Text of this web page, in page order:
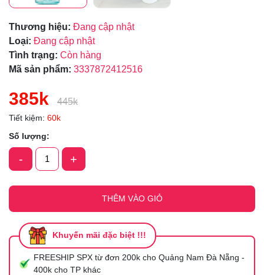
Thương hiệu: Đang cập nhật
Loại: Đang cập nhật
Tình trạng: Còn hàng
Mã sản phẩm: 3337872412516
385k 445k
Tiết kiệm: 60k
Số lượng:
- +
THÊM VÀO GIỎ
Khuyến mãi đặc biệt !!!
FREESHIP SPX từ đơn 200k cho Quảng Nam Đà Nẵng -
400k cho TP khác